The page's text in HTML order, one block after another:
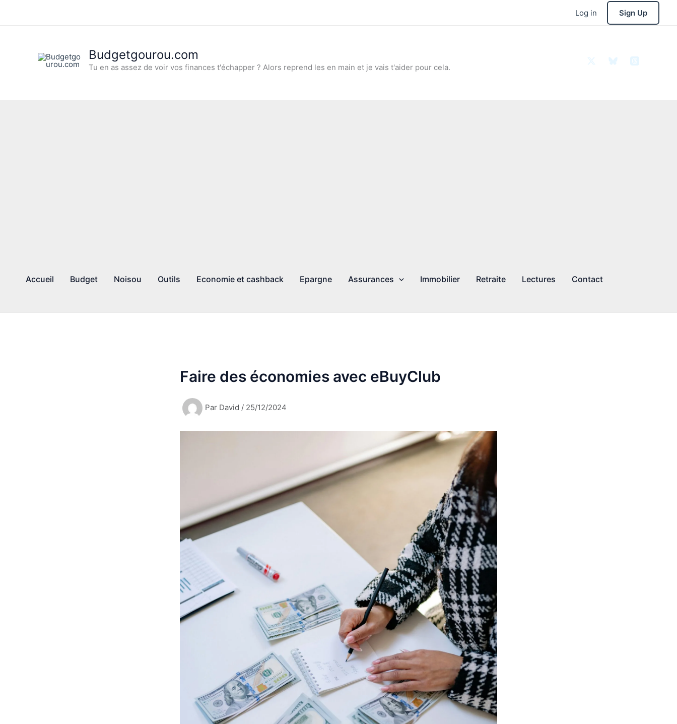
Log in Sign Up
Budgetgourou.com
Tu en as assez de voir vos finances t'échapper ? Alors reprend les en main et je vais t'aider pour cela.
Accueil Budget Noisou Outils Economie et cashback Epargne Assurances Immobilier Retraite Lectures Contact
Faire des économies avec eBuyClub
Par David / 25/12/2024